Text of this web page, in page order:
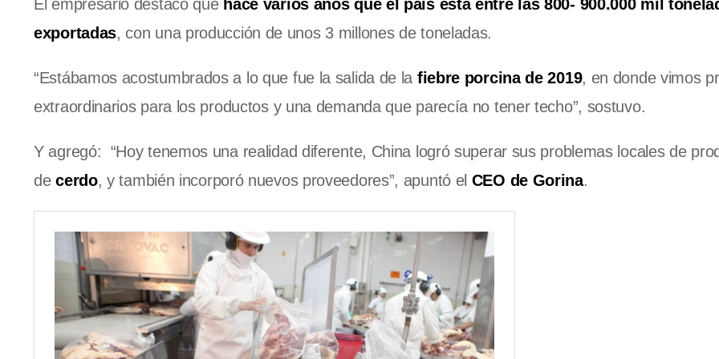
El empresario destacó que hace varios años que el país está entre las 800- 900.000 mil
exportadas, con una producción de unos 3 millones de toneladas.
“Estábamos acostumbrados a lo que fue la salida de la fiebre porcina de 2019, en donde vimos
extraordinarios para los productos y una demanda que parecía no tener techo”, sostuvo.
Y agregó: “Hoy tenemos una realidad diferente, China logró superar sus problemas locales de
decerdo, y también incorporó nuevos proveedores”, apuntó el CEO de Gorina.